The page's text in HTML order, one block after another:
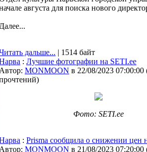
августа для поиска нового
Далее...
дальше... | 1514 байт
: Лучшие фотографии на SETI.ee
Автор: MONMOON в 22/08/2023 07:00:00
)
Фото: SETI.ee
: Prisma сообщила о снижении цен
Автор: MONMOON в 21/08/2023 07:20:00